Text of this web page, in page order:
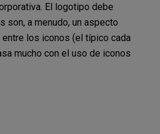
El logotipo debe
a menudo, un aspecto
los iconos (el típico cada
mucho con el uso de iconos